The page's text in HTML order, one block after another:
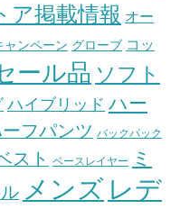
ア掲載情報 オー
ャンペーン グローブ コッ
ール品 ソフト
ハイブリッド ハー
フパンツ バックパック
スト ベースレイヤー
ミ
メンズ レデ